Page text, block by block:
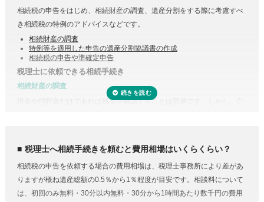
受付時間 平日9:00–19:00 / 土日祝9:00–18:00
相続税の申告をはじめ、相続財産の調査、遺産分割をする際に考慮すべ
き相続税の特例のアドバイスなどです。
相続財産の調査
特例等を適用した申告の遺産分割協議書の作成
相続税の申告や準確定申告
税理士に依頼できる相続手続き
相続財産の調査
現金や預貯金だけであれば残高を確認することは容易です。しかし、亡
また、株式や貴金属、不動産などは評価をする必要があります。また、
とで合わせて収集・管理が可能になり、取り直しや多く取りすぎなどの
手間・無駄が省けます。
税理士へ相続手続きを頼むと費用相場はいくらくらい？
相続税の申告を依頼する場合の費用相場は、税理士事務所により差があ
りますが概ね遺産総額の0.5％から1％程度が目安です。相談料について
は、初回のみ無料・30分以内無料・30分から1時間あたり数千円の費用